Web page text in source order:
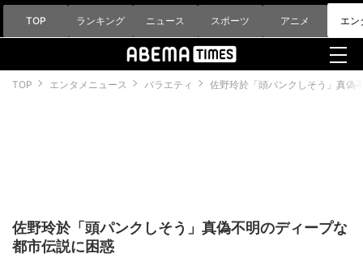
TOP ランキング ニュース スポーツ アニメ エン
TOP エンタメニュース バラエティ 佐野玲於「頭パンクしそう」真偽
佐野玲於「頭パンクしそう」真偽不明のディープな
都市伝説に困惑